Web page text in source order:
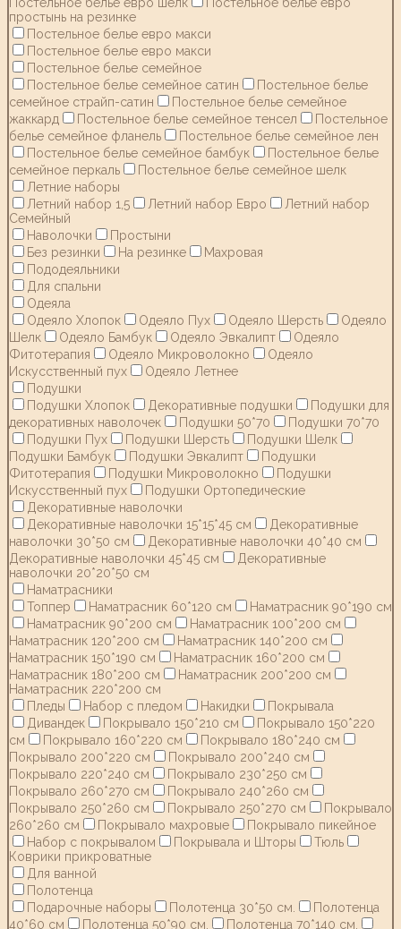
простынь на резинке
Постельное белье евро макси
Постельное белье евро макси
Постельное белье семейное
Постельное белье семейное сатин
Постельное белье
семейное страйп-сатин
Постельное белье семейное
жаккард
Постельное белье семейное тенсел
Постельное
белье семейное фланель
Постельное белье семейное лен
Постельное белье семейное бамбук
Постельное белье
семейное перкаль
Постельное белье семейное шелк
Летние наборы
Летний набор 1,5
Летний набор Евро
Летний набор
Семейный
Наволочки
Простыни
Без резинки
На резинке
Махровая
Пододеяльники
Для спальни
Одеяла
Одеяло Хлопок
Одеяло Пух Одеяло Шерсть
Одеяло
Шелк
Одеяло Бамбук Одеяло Эвкалипт
Одеяло
Фитотерапия
Одеяло Микроволокно
Одеяло
Искусственный пух
Одеяло Летнее
Подушки
Подушки Хлопок
Декоративные подушки
Подушки для
декоративных наволочек
Подушки 50*70
Подушки 70*70
Подушки Пух
Подушки Шерсть
Подушки Шелк
Подушки Бамбук
Подушки Эвкалипт
Подушки
Фитотерапия
Подушки Микроволокно
Подушки
Искусственный пух
Подушки Ортопедические
Декоративные наволочки
Декоративные наволочки 15*15*45 см
Декоративные
наволочки 30*50 см
Декоративные наволочки 40*40 см
Декоративные наволочки 45*45 см
Декоративные
наволочки 20*20*50 см
Наматрасники
Топпер
Наматрасник 60*120 см
Наматрасник 90*190 см
Наматрасник 90*200 см
Наматрасник 100*200 см
Наматрасник 120*200 см
Наматрасник 140*200 см
Наматрасник 150*190 см
Наматрасник 160*200 см
Наматрасник 180*200 см
Наматрасник 200*200 см
Наматрасник 220*200 см
Пледы
Набор с пледом Накидки
Покрывала
Дивандек
Покрывало 150*210 см
Покрывало 150*220
см
Покрывало 160*220 см
Покрывало 180*240 см
Покрывало 200*220 см
Покрывало 200*240 см
Покрывало 220*240 см
Покрывало 230*250 см
Покрывало 260*270 см
Покрывало 240*260 см
Покрывало 250*260 см
Покрывало 250*270 см
Покрывало
260*260 см
Покрывало махровые
Покрывало пикейное
Набор с покрывалом
Покрывала и Шторы
Тюль
Коврики прикроватные
Для ванной
Полотенца
Подарочные наборы
Полотенца 30*50 см.
Полотенца
40*60 см
Полотенца 50*90 см.
Полотенца 70*140 см.